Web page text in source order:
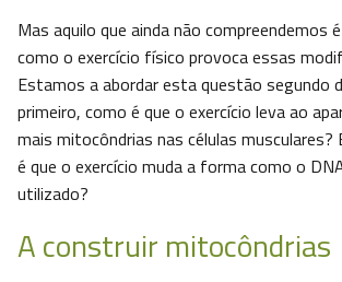
Mas aquilo que ainda não compreendemos
como o exercício físico provoca essas
Estamos a abordar esta questão segundo
primeiro, como é que o exercício leva ao
mais mitocôndrias nas células musculares?
é que o exercício muda a forma como o
utilizado?
A construir mitocôndrias